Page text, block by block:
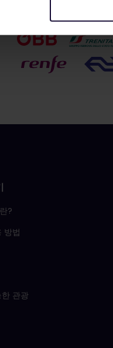
파트너사
?
방법
관광